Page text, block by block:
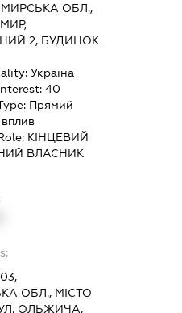
ОБЛ.,
2, БУДИНОК
Україна
40
Прямий
КІНЦЕВИЙ
ВЛАСНИК
ОБЛ., МІСТО
ОЛЬЖИЧА,